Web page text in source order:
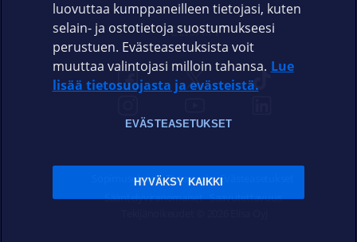
ELISA.FI
Sopimusehdot Tietosuoja Evästeasetukset
Sääntelyviranomaiset Saavutettavuus
luovuttaa kumppaneilleen tietojasi, kuten
selain- ja ostotietoja suostumukseesi
perustuen. Evästeasetuksista voit
muuttaa valintojasi milloin tahansa. Lue
lisää tietosuojasta ja evästeistä.
EVÄSTEASETUKSET
HYVÄKSY KAIKKI